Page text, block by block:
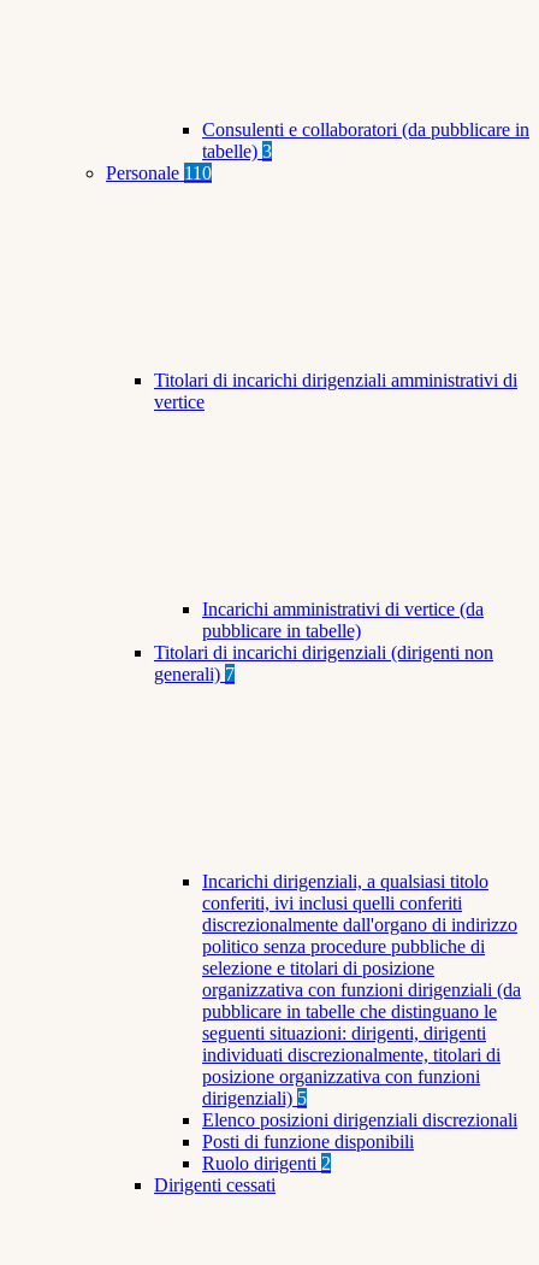
Consulenti e collaboratori (da pubblicare in
tabelle) 3
Personale 110
Titolari di incarichi dirigenziali amministrativi di
vertice
Incarichi amministrativi di vertice (da
pubblicare in tabelle)
Titolari di incarichi dirigenziali (dirigenti non
generali) 7
Incarichi dirigenziali, a qualsiasi titolo
conferiti, ivi inclusi quelli conferiti
discrezionalmente dall'organo di indirizzo
politico senza procedure pubbliche di
selezione e titolari di posizione
organizzativa con funzioni dirigenziali (da
pubblicare in tabelle che distinguano le
seguenti situazioni: dirigenti, dirigenti
individuati discrezionalmente, titolari di
posizione organizzativa con funzioni
dirigenziali) 5
Elenco posizioni dirigenziali discrezionali
Posti di funzione disponibili
Ruolo dirigenti 2
Dirigenti cessati